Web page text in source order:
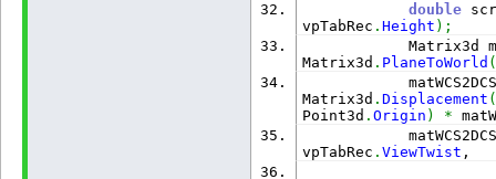
double
vpTabRec .Height ) ;
Matrix3d
Matrix3d . PlaneToWorld
Matrix3d .Displacement
Point3d .Origin ) *
vpTabRec .ViewTwist ,